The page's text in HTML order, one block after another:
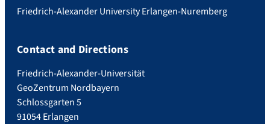
Friedrich-Alexander University Erlangen-Nuremberg
Contact and Directions
Friedrich-Alexander-Universität
GeoZentrum Nordbayern
Schlossgarten 5
91054 Erlangen